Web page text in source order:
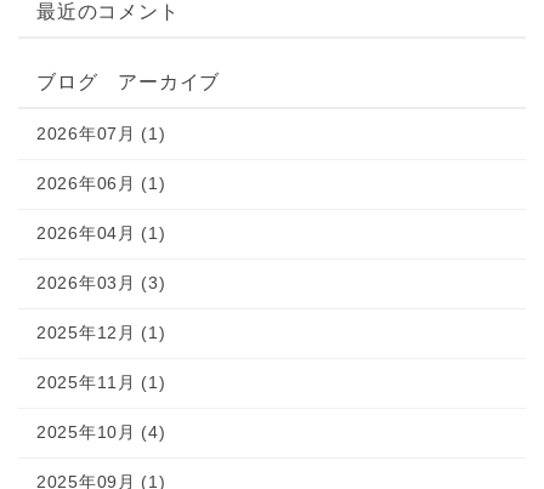
最近のコメント
ブログ アーカイブ
2026年07月 (1)
2026年06月 (1)
2026年04月 (1)
2026年03月 (3)
2025年12月 (1)
2025年11月 (1)
2025年10月 (4)
2025年09月 (1)